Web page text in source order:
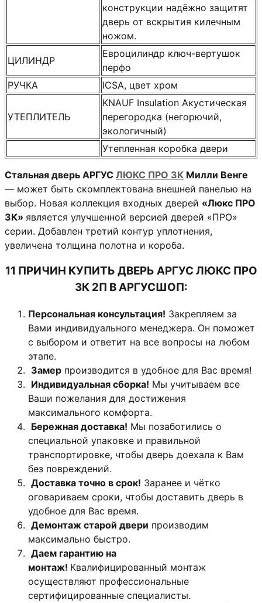
конструкции надёжно защитят
дверь от вскрытия килечным
ножом.
ЦИЛИНДР
Евроцилиндр ключ-вертушок
перфо
РУЧКА
ICSA, цвет хром
УТЕПЛИТЕЛЬ
KNAUF Insulation Акустическая
перегородка (негорючий,
экологичный)
Утепленная коробка двери
Стальная дверь АРГУС ЛЮКС ПРО 3К Милли Венге
— может быть скомплектована внешней панелью на
выбор. Новая коллекция входных дверей «Люкс ПРО
3К» является улучшенной версией дверей «ПРО»
серии. Добавлен третий контур уплотнения,
увеличена толщина полотна и короба.
11 ПРИЧИН КУПИТЬ ДВЕРЬ АРГУС ЛЮКС ПРО
3К 2П В АРГУСШОП:
Персональная консультация! Закрепляем за
Вами индивидуального менеджера. Он поможет
с выбором и ответит на все вопросы на любом
этапе.
Замер производится в удобное для Вас время!
Индивидуальная сборка! Мы учитываем все
Ваши пожелания для достижения
максимального комфорта.
Бережная доставка! Мы позаботились о
специальной упаковке и правильной
транспортировке, чтобы дверь доехала к Вам
без повреждений.
Доставка точно в срок! Заранее и чётко
оговариваем сроки, чтобы доставить дверь в
удобное для Вас время.
Демонтаж старой двери производим
максимально быстро.
Даем гарантию на
монтаж! Квалифицированный монтаж
осуществляют профессиональные
сертифицированные специалисты.